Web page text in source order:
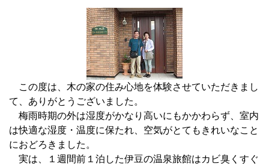
この度は、木の家の住み心地を体験させていただきまし
て、ありがとうございました。
梅雨時期の外は湿度がかなり高いにもかかわらず、室内
は快適な湿度・温度に保たれ、空気がとてもきれいなこと
におどろきました。
実は、１週間前１泊した伊豆の温泉旅館はカビ臭くすぐ